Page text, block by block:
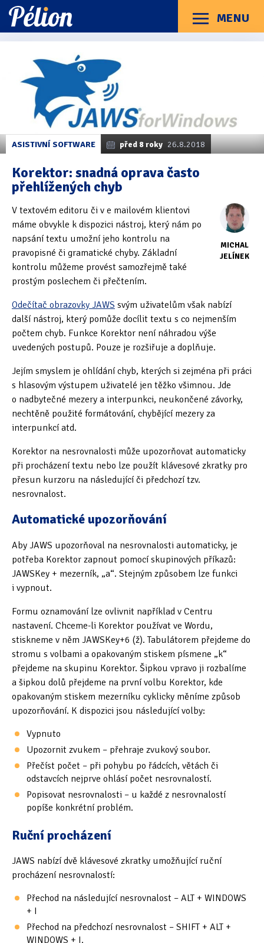
Přejít
na
štítky
Přejít
na
kategorie
Přejít
na
obsah
MENU
Menu
Hledání
Kategorie článků
Dotazníky
Hardware
(163)
Braillské řádky(31)
Lupy (8)
Mobilní zařízení(85)
Počítače a notebooky(66)
Zápisníky (7)
Názory & zkušenosti(143)
Oficiální materiály (57)
Pozvánky & oznámení(67)
Pracuji sluchem(564)
Pracuji sluchem a hmatem
(566)
Pracuji zrakem(456)
Pracuji zrakem a sluchem(515)
Software(503)
Asistivní software
Běžný software(284)
Tipy & triky(17)
ASISTIVNÍ SOFTWARE před 8 roky 26.8.2018
Korektor: snadná oprava často
přehlížených chyb
MICHAL
JELÍNEK
V textovém editoru či v e mailovém klientovi
máme obvykle k dispozici nástroj, který nám po
napsání textu umožní jeho kontrolu na
pravopisné či gramatické chyby. Základní
kontrolu můžeme provést samozřejmě také
prostým poslechem či přečtením.
Odečítač obrazovky JAWS svým uživatelům však nabízí
další nástroj, který pomůže docílit textu s co nejmenším
počtem chyb. Funkce Korektor není náhradou výše
uvedených postupů. Pouze je rozšiřuje a doplňuje.
Jejím smyslem je ohlídání chyb, kterých si zejména při práci
s hlasovým výstupem uživatelé jen těžko všimnou. Jde
o nadbytečné mezery a interpunkci, neukončené závorky,
nechtěně použité formátování, chybějící mezery za
interpunkcí atd.
Korektor na nesrovnalosti může upozorňovat automaticky
při procházení textu nebo lze použít klávesové zkratky pro
přesun kurzoru na následující či předchozí tzv.
nesrovnalost.
Automatické upozorňování
Aby JAWS upozorňoval na nesrovnalosti automaticky, je
potřeba Korektor zapnout pomocí skupinových příkazů:
JAWSKey + mezerník, „a“. Stejným způsobem lze funkci
i vypnout.
Formu oznamování lze ovlivnit například v Centru
nastavení. Chceme-li Korektor používat ve Wordu,
stiskneme v něm JAWSKey+6 (ž). Tabulátorem přejdeme do
stromu s volbami a opakovaným stiskem písmene „k“
přejdeme na skupinu Korektor. Šipkou vpravo ji rozbalíme
a šipkou dolů přejdeme na první volbu Korektor, kde
opakovaným stiskem mezerníku cyklicky měníme způsob
upozorňování. K dispozici jsou následující volby:
Vypnuto
Upozornit zvukem – přehraje zvukový soubor.
Přečíst počet – při pohybu po řádcích, větách či
odstavcích nejprve ohlásí počet nesrovnalostí.
Popisovat nesrovnalosti – u každé z nesrovnalostí
popíše konkrétní problém.
Ruční procházení
JAWS nabízí dvě klávesové zkratky umožňující ruční
procházení nesrovnalostí:
Přechod na následující nesrovnalost – ALT + WINDOWS
+ I
Přechod na předchozí nesrovnalost – SHIFT + ALT +
WINDOWS + I.